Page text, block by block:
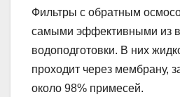
Фильтры с обратным
самыми эффективными из
водоподготовки. В них
проходит через мембрану,
около 98% примесей.